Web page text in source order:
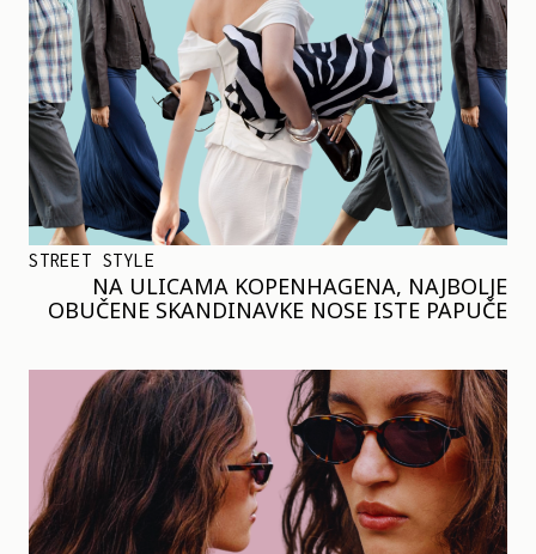
STREET STYLE
NA ULICAMA KOPENHAGENA, NAJBOLJE
OBUČENE SKANDINAVKE NOSE ISTE PAPUČE